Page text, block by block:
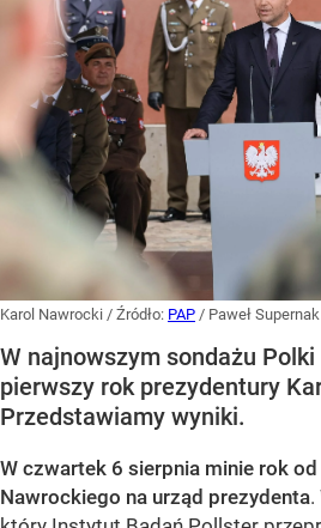
Karol Nawrocki / Źródło: PAP / Paweł Supernak
W najnowszym sondażu
pierwszy rok prezydentury
Przedstawiamy wyniki.
W czwartek 6 sierpnia minie rok
Nawrockiego na urząd prezydenta.